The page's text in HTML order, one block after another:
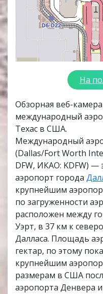
На
Обзорная веб-
международный
Техас в США.
Международный
(Dallas/Fort Worth
DFW, ИКАО: KDFW)
аэропорт города
крупнейшим
по загруженности
расположен между
Уэрт, в 37 км к
Далласа. Площадь
гектар, по этому
крупнейшим
размерам в США
аэропорта Денвера